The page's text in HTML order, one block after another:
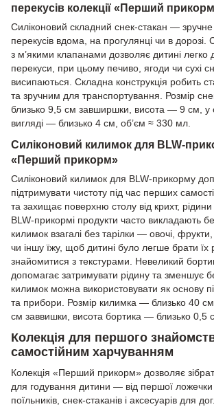
перекусів колекції «Перший
Силіконовий складний снек-стакан —
перекусів вдома, на прогулянці чи в дорозі.
з м’якими клапанами дозволяє дитині легко
перекуси, при цьому печиво, ягоди чи сухі
висипаються. Складна конструкція робить
та зручним для транспортування. Розмір
близько 9,5 см завширшки, висота — 9 см, у
вигляді — близько 4 см, об’єм ≈ 330 мл.
Силіконовий килимок для BLW-
«Перший прикорм»
Силіконовий килимок для BLW-прикорму
підтримувати чистоту під час перших
та захищає поверхню столу від крихт, рідини
BLW-прикормі продукти часто викладають
килимок взагалі без тарілки — овочі,
чи іншу їжу, щоб дитині було легше брати їх
знайомитися з текстурами. Невеликий
допомагає затримувати рідину та зменшує
килимок можна використовувати як основу
та прибори. Розмір килимка — близько 40
см заввишки, висота бортика — близько 0,5
Колекція для першого
самостійним харчуванням
Колекція «Перший прикорм» дозволяє
для годування дитини — від першої ложечки
поїльників, снек-стаканів і аксесуарів для